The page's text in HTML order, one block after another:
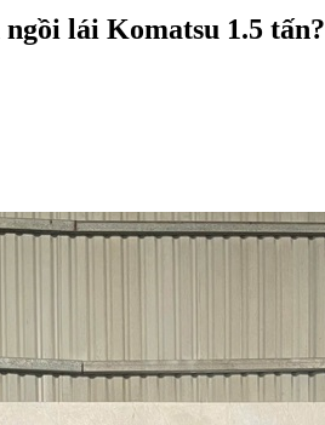
ngồi lái Komatsu 1.5 tấn?